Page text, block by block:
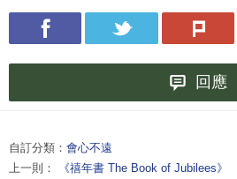
回應
自訂分類： 會心不遠
上一則：
《禧年書 The Book of Jubilees》